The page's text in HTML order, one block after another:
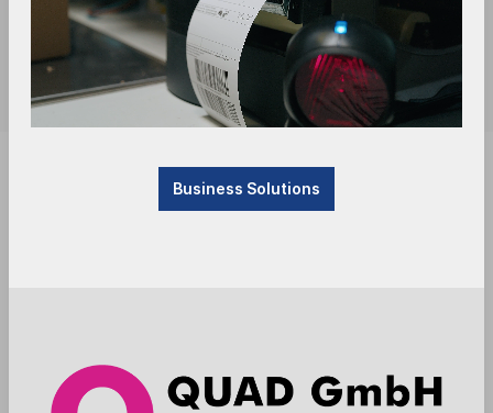
Sofort verfügbar, Lieferzeit: 1-3 Tage
Zum Merkzettel hinzufügen
Auto-ID POS Scanner
Business Solutions